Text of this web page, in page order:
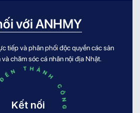
với ANHMY
tiếp và phân phối độc quyền các sản
chăm sóc cá nhân nội địa Nhật.
Kết nối